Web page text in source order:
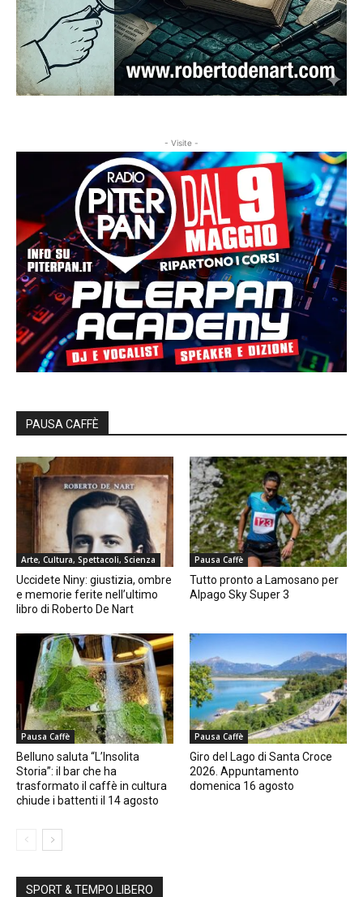
- Visite -
PAUSA CAFFÈ
Arte, Cultura, Spettacoli, Scienza
Uccidete Niny: giustizia, ombre
e memorie ferite nell’ultimo
libro di Roberto De Nart
Pausa Caffè
Tutto pronto a Lamosano per
Alpago Sky Super 3
Pausa Caffè
Belluno saluta “L’Insolita
Storia”: il bar che ha
trasformato il caffè in cultura
chiude i battenti il 14 agosto
Pausa Caffè
Giro del Lago di Santa Croce
2026. Appuntamento
domenica 16 agosto
SPORT & TEMPO LIBERO